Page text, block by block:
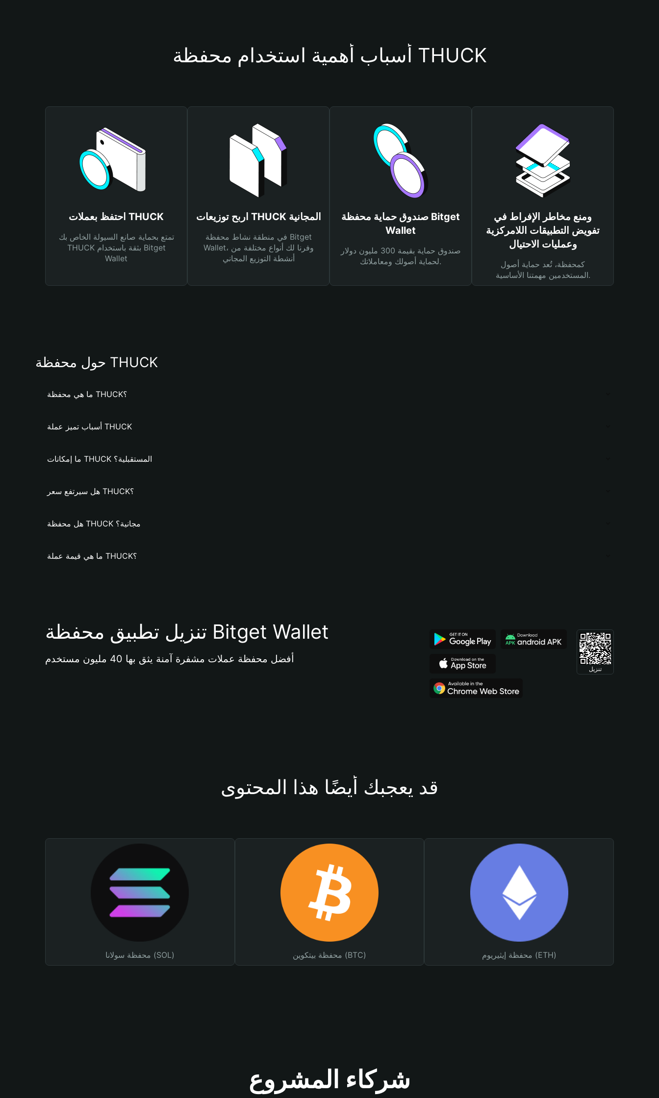
أسباب أهمية استخدام محفظة THUCK
احتفظ بعملات THUCK
تمتع بحماية صانع السيولة الخاص بك
THUCK بثقة باستخدام Bitget
Wallet
اربح توزيعات THUCK المجانية
في منطقة نشاط محفظة Bitget
Wallet، وفرنا لك أنواع مختلفة من
أنشطة التوزيع المجاني
صندوق حماية محفظة Bitget
Wallet
صندوق حماية بقيمة 300 مليون دولار
لحماية أصولك ومعاملاتك.
ومنع مخاطر الإفراط في
تفويض التطبيقات اللامركزية
وعمليات الاحتيال
كمحفظة، تُعد حماية أصول
المستخدمين مهمتنا الأساسية.
حول محفظة THUCK
ما هي محفظة THUCK؟
أسباب تميز عملة THUCK
ما إمكانات THUCK المستقبلية؟
هل سيرتفع سعر THUCK؟
هل محفظة THUCK مجانية؟
ما هي قيمة عملة THUCK؟
تنزيل تطبيق محفظة Bitget Wallet
أفضل محفظة عملات مشفرة آمنة يثق بها 40 مليون مستخدم
تنزيل
قد يعجبك أيضًا هذا المحتوى
محفظة سولانا (SOL) محفظة بيتكوين (BTC) محفظة إيثيريوم (ETH)
شركاء المشروع